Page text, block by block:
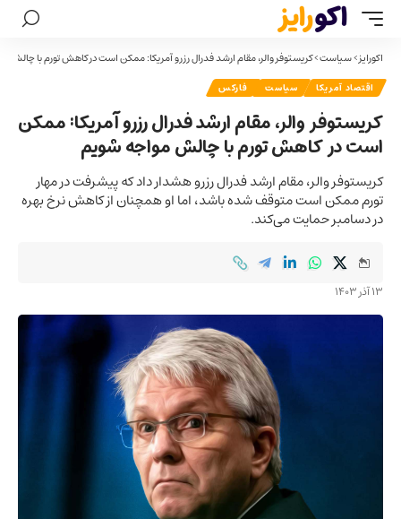
اکورایز>سیاست>کریستوفر والر، مقام ارشد فدرال رزرو آمریکا: ممکن است در کاهش تورم با چالش
اقتصاد آمریکا سیاست فارکس
کریستوفر والر، مقام ارشد فدرال رزرو آمریکا: ممکن
است در کاهش تورم با چالش مواجه شویم
کریستوفر والر، مقام ارشد فدرال رزرو هشدار داد که پیشرفت در مهار
تورم ممکن است متوقف شده باشد، اما او همچنان از کاهش نرخ بهره
در دسامبر حمایت می‌کند.
13 آذر 1403